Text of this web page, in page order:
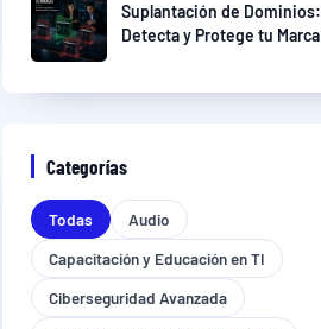
Suplantación de Dominios:
Detecta y Protege tu Marca
Categorías
Todas
Audio
Capacitación y Educación en TI
Ciberseguridad Avanzada